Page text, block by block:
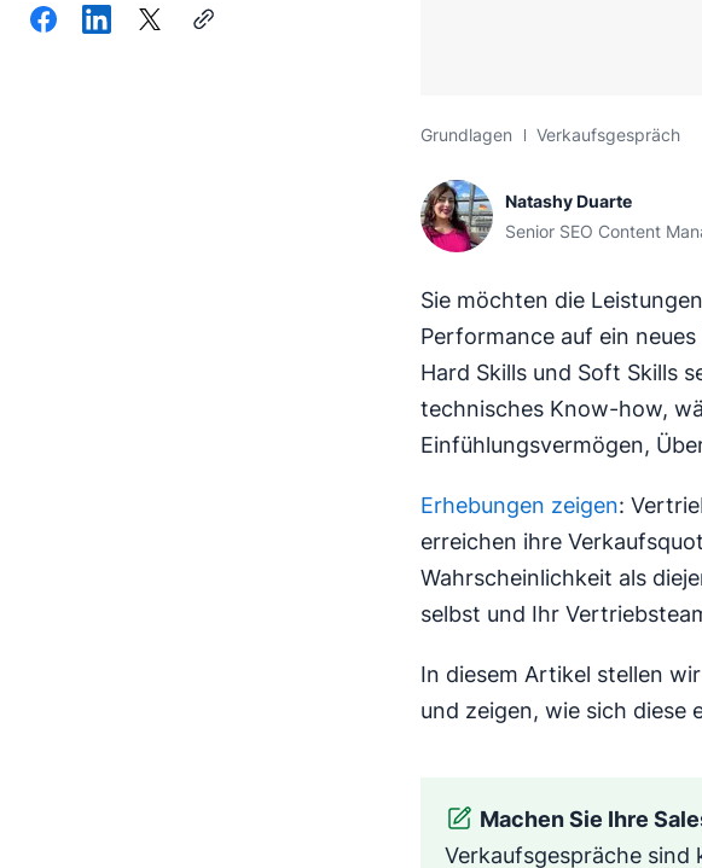
Grundlagen Verkaufsgespräch
Natashy Duarte
Senior SEO Content
Sie möchten die
Performance auf ein
Hard Skills und Soft Skills
technisches Know-how,
Einfühlungsvermögen,
Erhebungen zeigen:
erreichen ihre
Wahrscheinlichkeit als
selbst und Ihr
In diesem Artikel stellen
und zeigen, wie sich diese
Machen Sie Ihre
Verkaufsgespräche sind